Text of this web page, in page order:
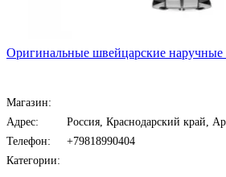
Оригинальные швейцарские наручные
Магазин:
Адрес:
Россия, Краснодарский край,
Телефон:
+79818990404
Категории: